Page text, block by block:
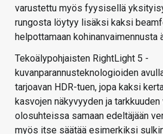
varustettu myös fyysisellä
rungosta löytyy lisäksi kaksi
helpottamaan kohinanvaimennusta
Tekoälypohjaisten RightLight 5 -
kuvanparannusteknologioiden
tarjoavan HDR-tuen, jopa kaksi
kasvojen näkyvyyden ja
olosuhteissa samaan edeltäjään
myös itse säätää esimerkiksi